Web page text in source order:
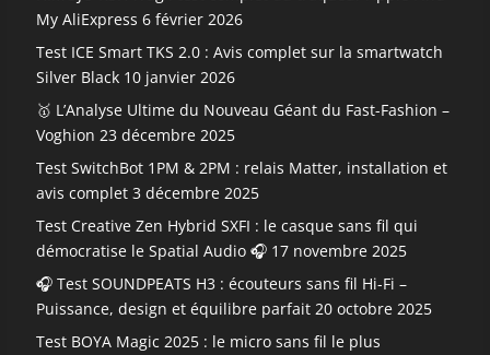
My AliExpress 6 février 2026
Test ICE Smart TKS 2.0 : Avis complet sur la smartwatch
Silver Black 10 janvier 2026
🥇 L’Analyse Ultime du Nouveau Géant du Fast-Fashion –
Voghion 23 décembre 2025
Test SwitchBot 1PM & 2PM : relais Matter, installation et
avis complet 3 décembre 2025
Test Creative Zen Hybrid SXFI : le casque sans fil qui
démocratise le Spatial Audio 🎧 17 novembre 2025
🎧 Test SOUNDPEATS H3 : écouteurs sans fil Hi-Fi –
Puissance, design et équilibre parfait 20 octobre 2025
Test BOYA Magic 2025 : le micro sans fil le plus